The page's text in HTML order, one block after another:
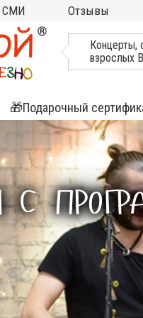
СМИ
ТВ, Пресса о нас
Отзывы
Концерты,
взрослых
🎁Подарочный
С